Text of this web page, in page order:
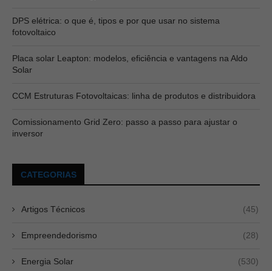
DPS elétrica: o que é, tipos e por que usar no sistema
fotovoltaico
Placa solar Leapton: modelos, eficiência e vantagens na Aldo
Solar
CCM Estruturas Fotovoltaicas: linha de produtos e distribuidora
Comissionamento Grid Zero: passo a passo para ajustar o
inversor
CATEGORIAS
Artigos Técnicos (45)
Empreendedorismo (28)
Energia Solar (530)